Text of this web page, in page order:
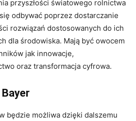
przyszłości światowego rolnictwa
odbywać poprzez dostarczanie
rozwiązań dostosowanych do ich
dla środowiska. Mają być owocem
jak innowacje,
oraz transformacja cyfrowa.
Bayer
będzie możliwa dzięki dalszemu